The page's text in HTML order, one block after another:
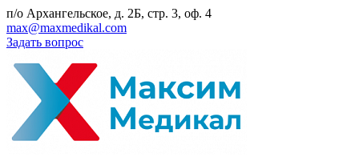
п/о Архангельское, д. 2Б, стр. 3, оф. 4
max@maxmedikal.com
Задать вопрос